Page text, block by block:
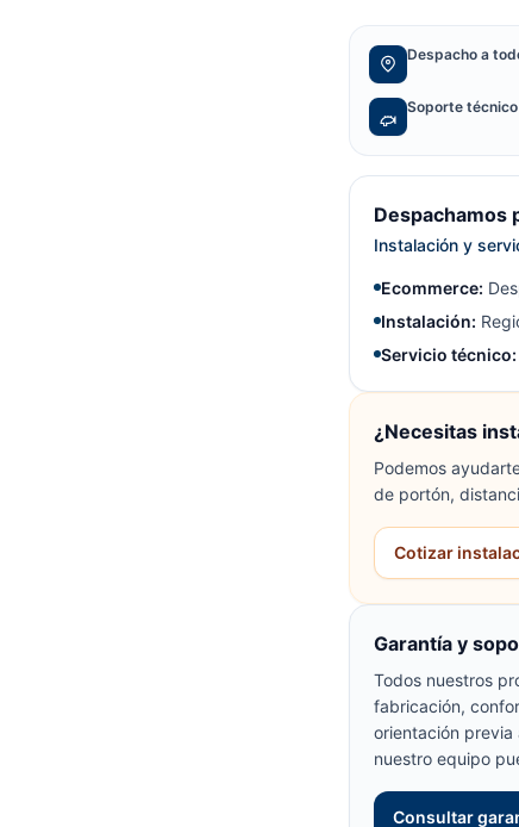
Despacho a
Soporte
Despachamos
Instalación y
Ecommerce:
Instalación:
Servicio técnico:
¿Necesitas
Podemos
de portón,
Cotizar
Garantía y
Todos nuestros
fabricación,
orientación
nuestro equipo
Consultar